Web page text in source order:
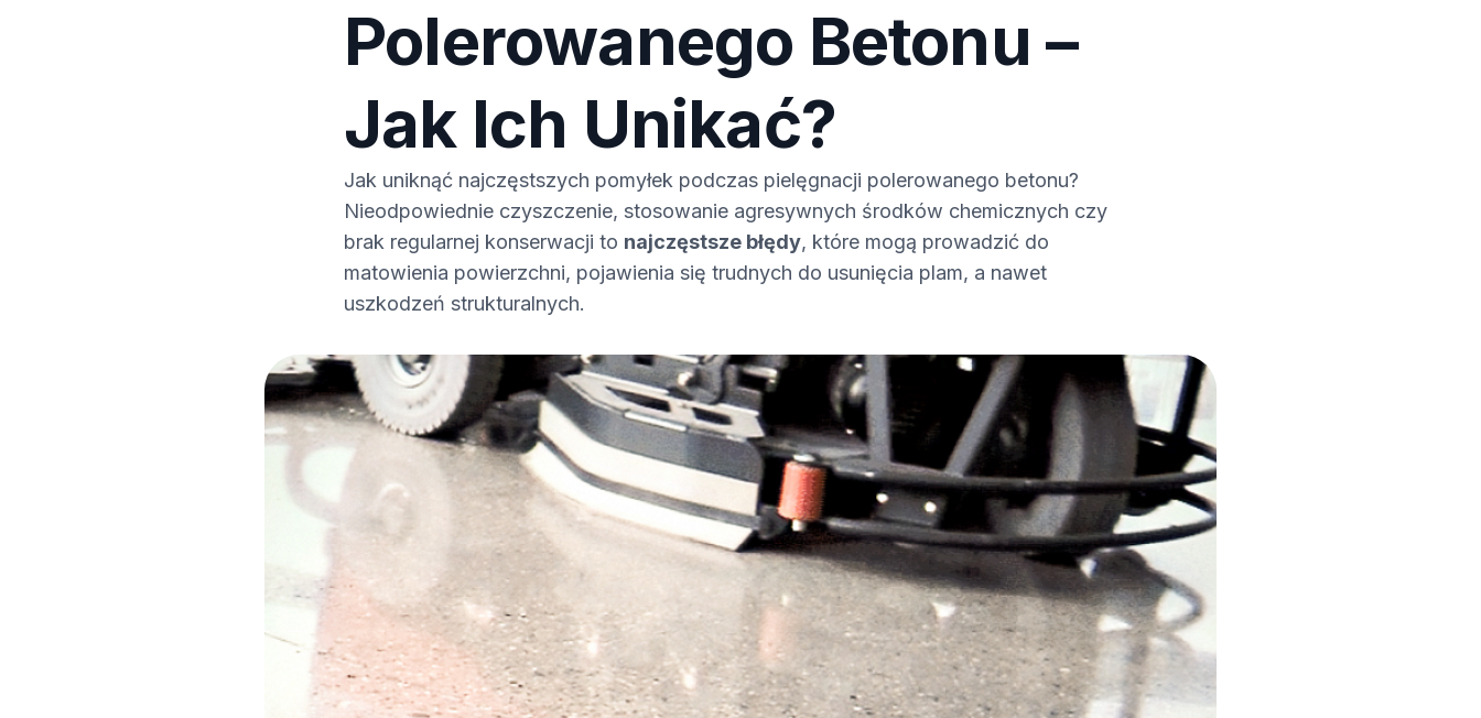
Polerowanego Betonu –
Jak Ich Unikać?
Jak uniknąć najczęstszych pomyłek podczas pielęgnacji polerowanego betonu?
Nieodpowiednie czyszczenie, stosowanie agresywnych środków chemicznych czy
brak regularnej konserwacji to najczęstsze błędy, które mogą prowadzić do
matowienia powierzchni, pojawienia się trudnych do usunięcia plam, a nawet
uszkodzeń strukturalnych.